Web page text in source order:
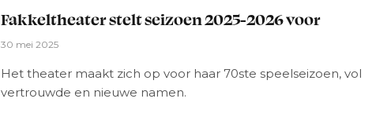
Fakkeltheater stelt seizoen 2025-2026 voor
30 mei 2025
Het theater maakt zich op voor haar 70ste speelseizoen, vol
vertrouwde en nieuwe namen.